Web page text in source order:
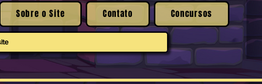
Sobre o Site Contato Concursos